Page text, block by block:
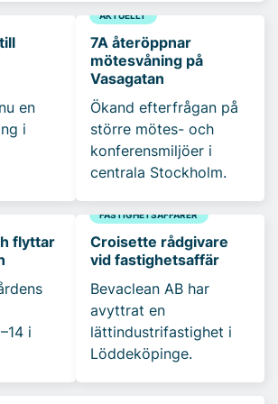
en
i
AKTUELLT
7A återöppnar
mötesvåning på
Vasagatan
Ökand efterfrågan på
större mötes- och
konferensmiljöer i
centrala Stockholm.
flyttar
i
FASTIGHETSAFFÄRER
Croisette rådgivare
vid fastighetsaffär
Bevaclean AB har
avyttrat en
lättindustrifastighet i
Löddeköpinge.